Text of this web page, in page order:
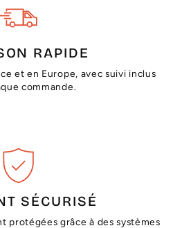
RAPIDE
et en Europe, avec suivi inclus
commande.
SÉCURISÉ
protégées grâce à des systèmes